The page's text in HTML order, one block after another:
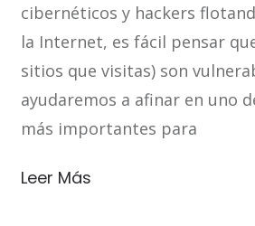
cibernéticos y hackers
la Internet, es fácil pensar
sitios que visitas) son
ayudaremos a afinar en uno
más importantes para
Leer Más